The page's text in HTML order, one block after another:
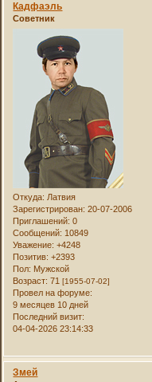
Кадфаэль
Советник
Откуда: Латвия
Зарегистрирован: 20-07-2006
Приглашений: 0
Сообщений: 10849
Уважение: +4248
Позитив: +2393
Пол: Мужской
Возраст: 71[1955-07-02]
Провел на форуме:
9 месяцев 10 дней
Последний визит:
04-04-2026 23:14:33
Змей